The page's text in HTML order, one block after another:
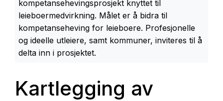
kompetansehevingsprosjekt knyttet til
leieboermedvirkning. Målet er å bidra til
kompetanseheving for leieboere. Profesjonelle
og ideelle utleiere, samt kommuner, inviteres til å
delta inn i prosjektet.
Kartlegging av